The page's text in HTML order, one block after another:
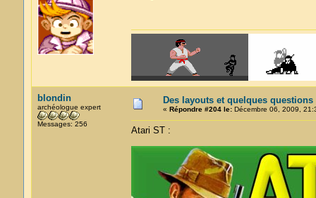
blondin
archéologue expert
Messages: 256
Des layouts et quelques questions
« Répondre #204 le:Décembre 06, 2009,
Atari ST :